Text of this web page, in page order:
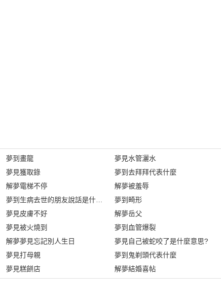
夢到畫龍
夢見獲取錄
解夢電梯不停
夢到生病去世的朋友說話是什麼意思?
夢見皮膚不好
夢見被火燒到
解夢夢見忘記別人生日
夢見打母親
夢見糕餅店
夢見水管灑水
夢到去拜拜代表什麼
解夢被羞辱
夢到畸形
解夢岳父
夢到血管爆裂
夢見自己被蛇咬了是什麼意思?
夢到鬼剃頭代表什麼
解夢結婚喜帖